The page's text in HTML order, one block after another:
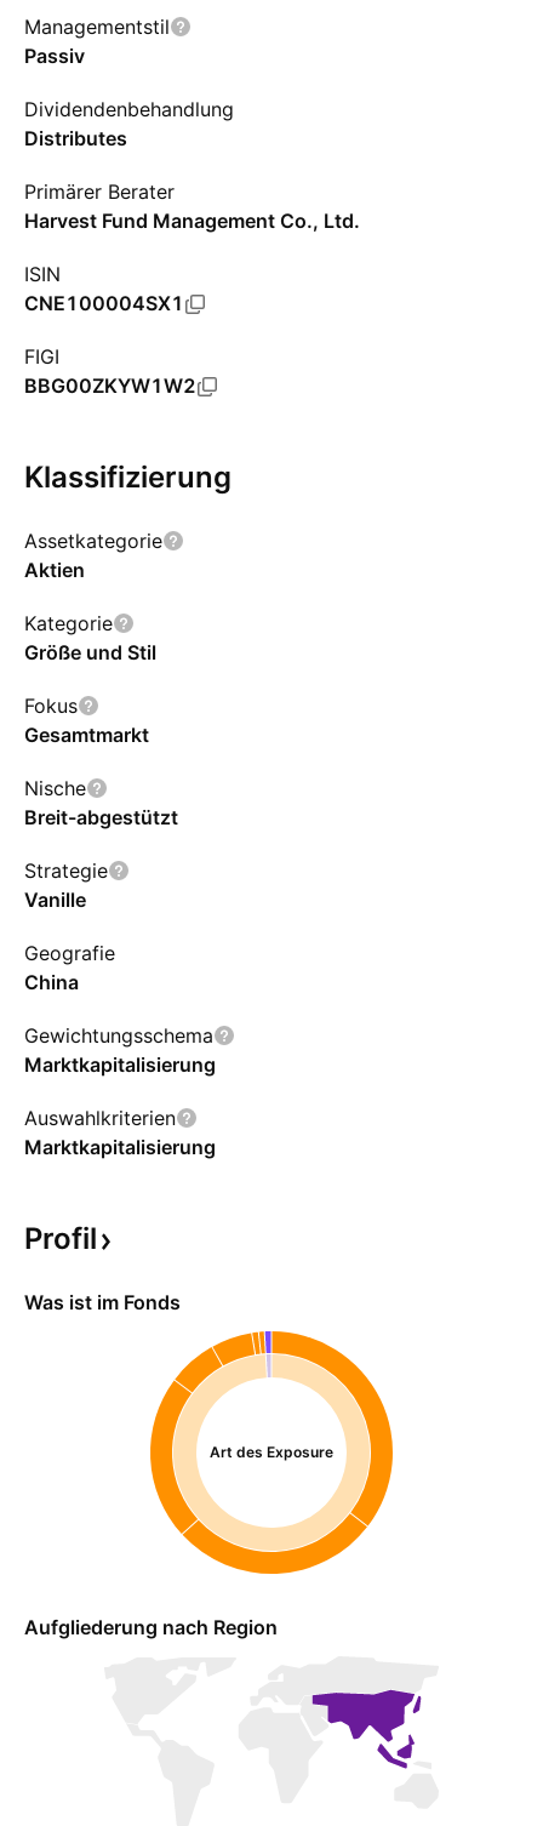
Managementstil
Passiv
Dividendenbehandlung
Distributes
Primärer Berater
Harvest Fund Management Co., Ltd.
ISIN
CNE100004SX1
FIGI
BBG00ZKYW1W2
Klassifizierung
Assetkategorie
Aktien
Kategorie
Größe und Stil
Fokus
Gesamtmarkt
Nische
Breit-abgestützt
Strategie
Vanille
Geografie
China
Gewichtungsschema
Marktkapitalisierung
Auswahlkriterien
Marktkapitalisierung
Profil
Was ist im Fonds
Art des Exposure
Aufgliederung nach Region